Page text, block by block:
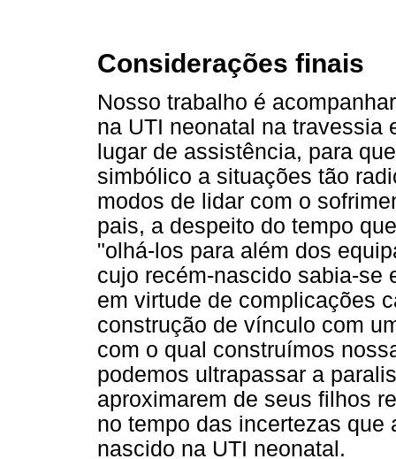
Considerações finais
Nosso trabalho é
na UTI neonatal na travessia
lugar de assistência, para
simbólico a situações tão
modos de lidar com o
pais, a despeito do tempo
"olhá-los para além dos
cujo recém-nascido sabia-se
em virtude de complicações
construção de vínculo com
com o qual construímos
podemos ultrapassar a
aproximarem de seus filhos
no tempo das incertezas que
nascido na UTI neonatal.